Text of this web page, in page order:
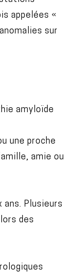
appelées «
sur
amyloïde
une proche
amie ou
ans. Plusieurs
des